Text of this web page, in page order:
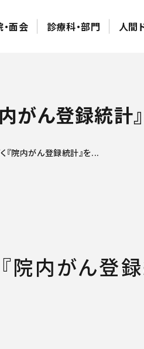
面会 診療科・部門 人間
がん登録統計
『院内がん登録統計』を...
院内がん登